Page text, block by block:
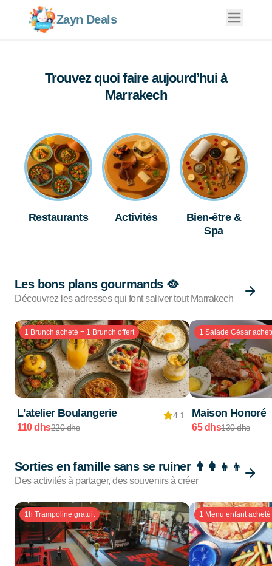
Zayn Deals
Trouvez quoi faire aujourd’hui à
Marrakech
Restaurants Activités
Bien-être &
Spa
Les bons plans gourmands 🥘
Découvrez les adresses qui font saliver tout Marrakech
1 Brunch acheté = 1 Brunch offert
L'atelier Boulangerie 4.1
110 dhs220 dhs
1 Salade César
Maison Honoré
65 dhs130 dhs
Sorties en famille sans se ruiner 👨‍👩‍👧‍👦
Des activités à partager, des souvenirs à créer
1h Trampoline gratuit 1 Menu enfant acheté